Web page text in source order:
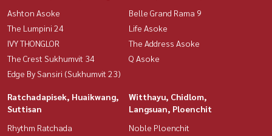
Ashton Asoke
The Lumpini 24
IVY THONGLOR
The Crest Sukhumvit 34
Edge By Sansiri (Sukhumvit 23)
Belle Grand Rama 9
Life Asoke
The Address Asoke
Q Asoke
Ratchadapisek, Huaikwang,
Suttisan
Rhythm Ratchada
Witthayu, Chidlom,
Langsuan, Ploenchit
Noble Ploenchit